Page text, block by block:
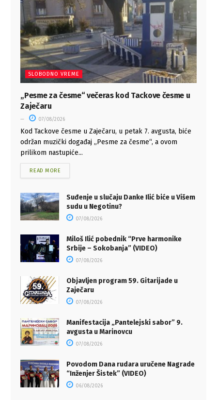
SLOBODNO VREME
„Pesme za česme“ večeras kod Tackove česme u
Zaječaru
07/08/2026
Kod Tackove česme u Zaječaru, u petak 7. avgusta, biće
održan muzički događaj „Pesme za česme“, a ovom
prilikom nastupiće...
READ MORE
Suđenje u slučaju Danke Ilić biće u Višem
sudu u Negotinu?
07/08/2026
Miloš Ilić pobednik “Prve harmonike
Srbije – Sokobanja” (VIDEO)
07/08/2026
Objavljen program 59. Gitarijade u
Zaječaru
07/08/2026
Manifestacija „Pantelejski sabor” 9.
avgusta u Marinovcu
07/08/2026
Povodom Dana rudara uručene Nagrade
“Inženjer Šistek” (VIDEO)
06/08/2026